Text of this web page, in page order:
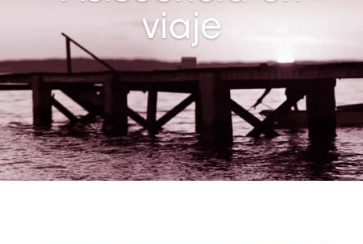
viaje